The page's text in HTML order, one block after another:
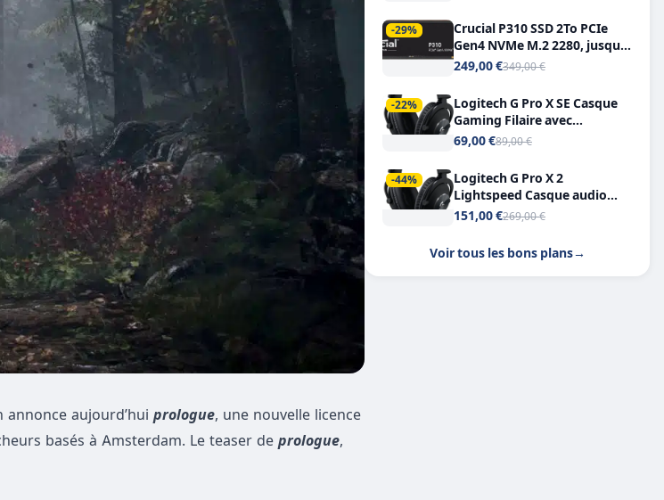
annonce aujourd’hui prologue, une nouvelle licence
basés à Amsterdam. Le teaser de prologue,
-29%
Crucial P310 SSD 2To PCIe
Gen4 NVMe M.2 2280, jusqu’à
7.100 Mo/s
249,00 €349,00 €
-22%
Logitech G Pro X SE Casque
Gaming Filaire avec
Microphone Micro
7.1
69,00 €89,00 €
-44%
Logitech G Pro X 2
Lightspeed Casque audio
bluetooth
151,00 €269,00 €
Voir tous les bons plans→